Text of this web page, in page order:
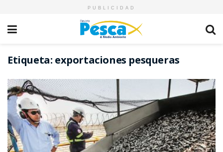
PUBLICIDAD
Etiqueta: exportaciones pesqueras